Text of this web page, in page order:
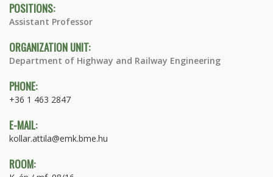
POSITIONS:
Assistant Professor
ORGANIZATION UNIT:
Department of Highway and Railway Engineering
PHONE:
+36 1 463 2847
E-MAIL:
kollar.attila@emk.bme.hu
ROOM: